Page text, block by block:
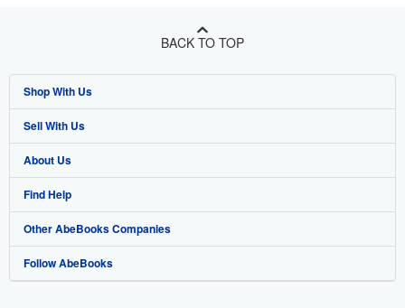
BACK TO TOP
Shop With Us
Advanced Search
Browse Collections
My Account
My Orders
View Basket
Sell With Us
Start Selling
Join Our Affiliate Program
Book Buyback
Refer a seller
About Us
About AbeBooks
Media
Careers
Find Help
Help
Customer Support
Other AbeBooks Companies
AbeBooks.co.uk
Follow AbeBooks